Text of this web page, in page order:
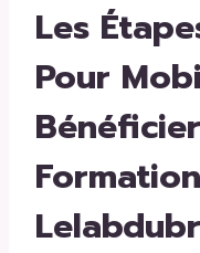
Les
Pour